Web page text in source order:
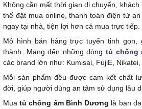
Không cần mất thời gian di chuyển,
thể đặt mua online, thanh toán điện tử
ngay tại nhà, tiện lợi hơn cả mua trực tiếp.
Mô hình bán hàng trực tuyến tinh gọn,
thành. Mang đến những dòng tủ chống
các brand lớn như: Kumisai, FujiE, Nikatei,
Mỗi sản phẩm đều được cam kết chất
đời, giúp người dùng an tâm sử dụng lâu
Muatủ chống ẩm Bình Dương là bạn